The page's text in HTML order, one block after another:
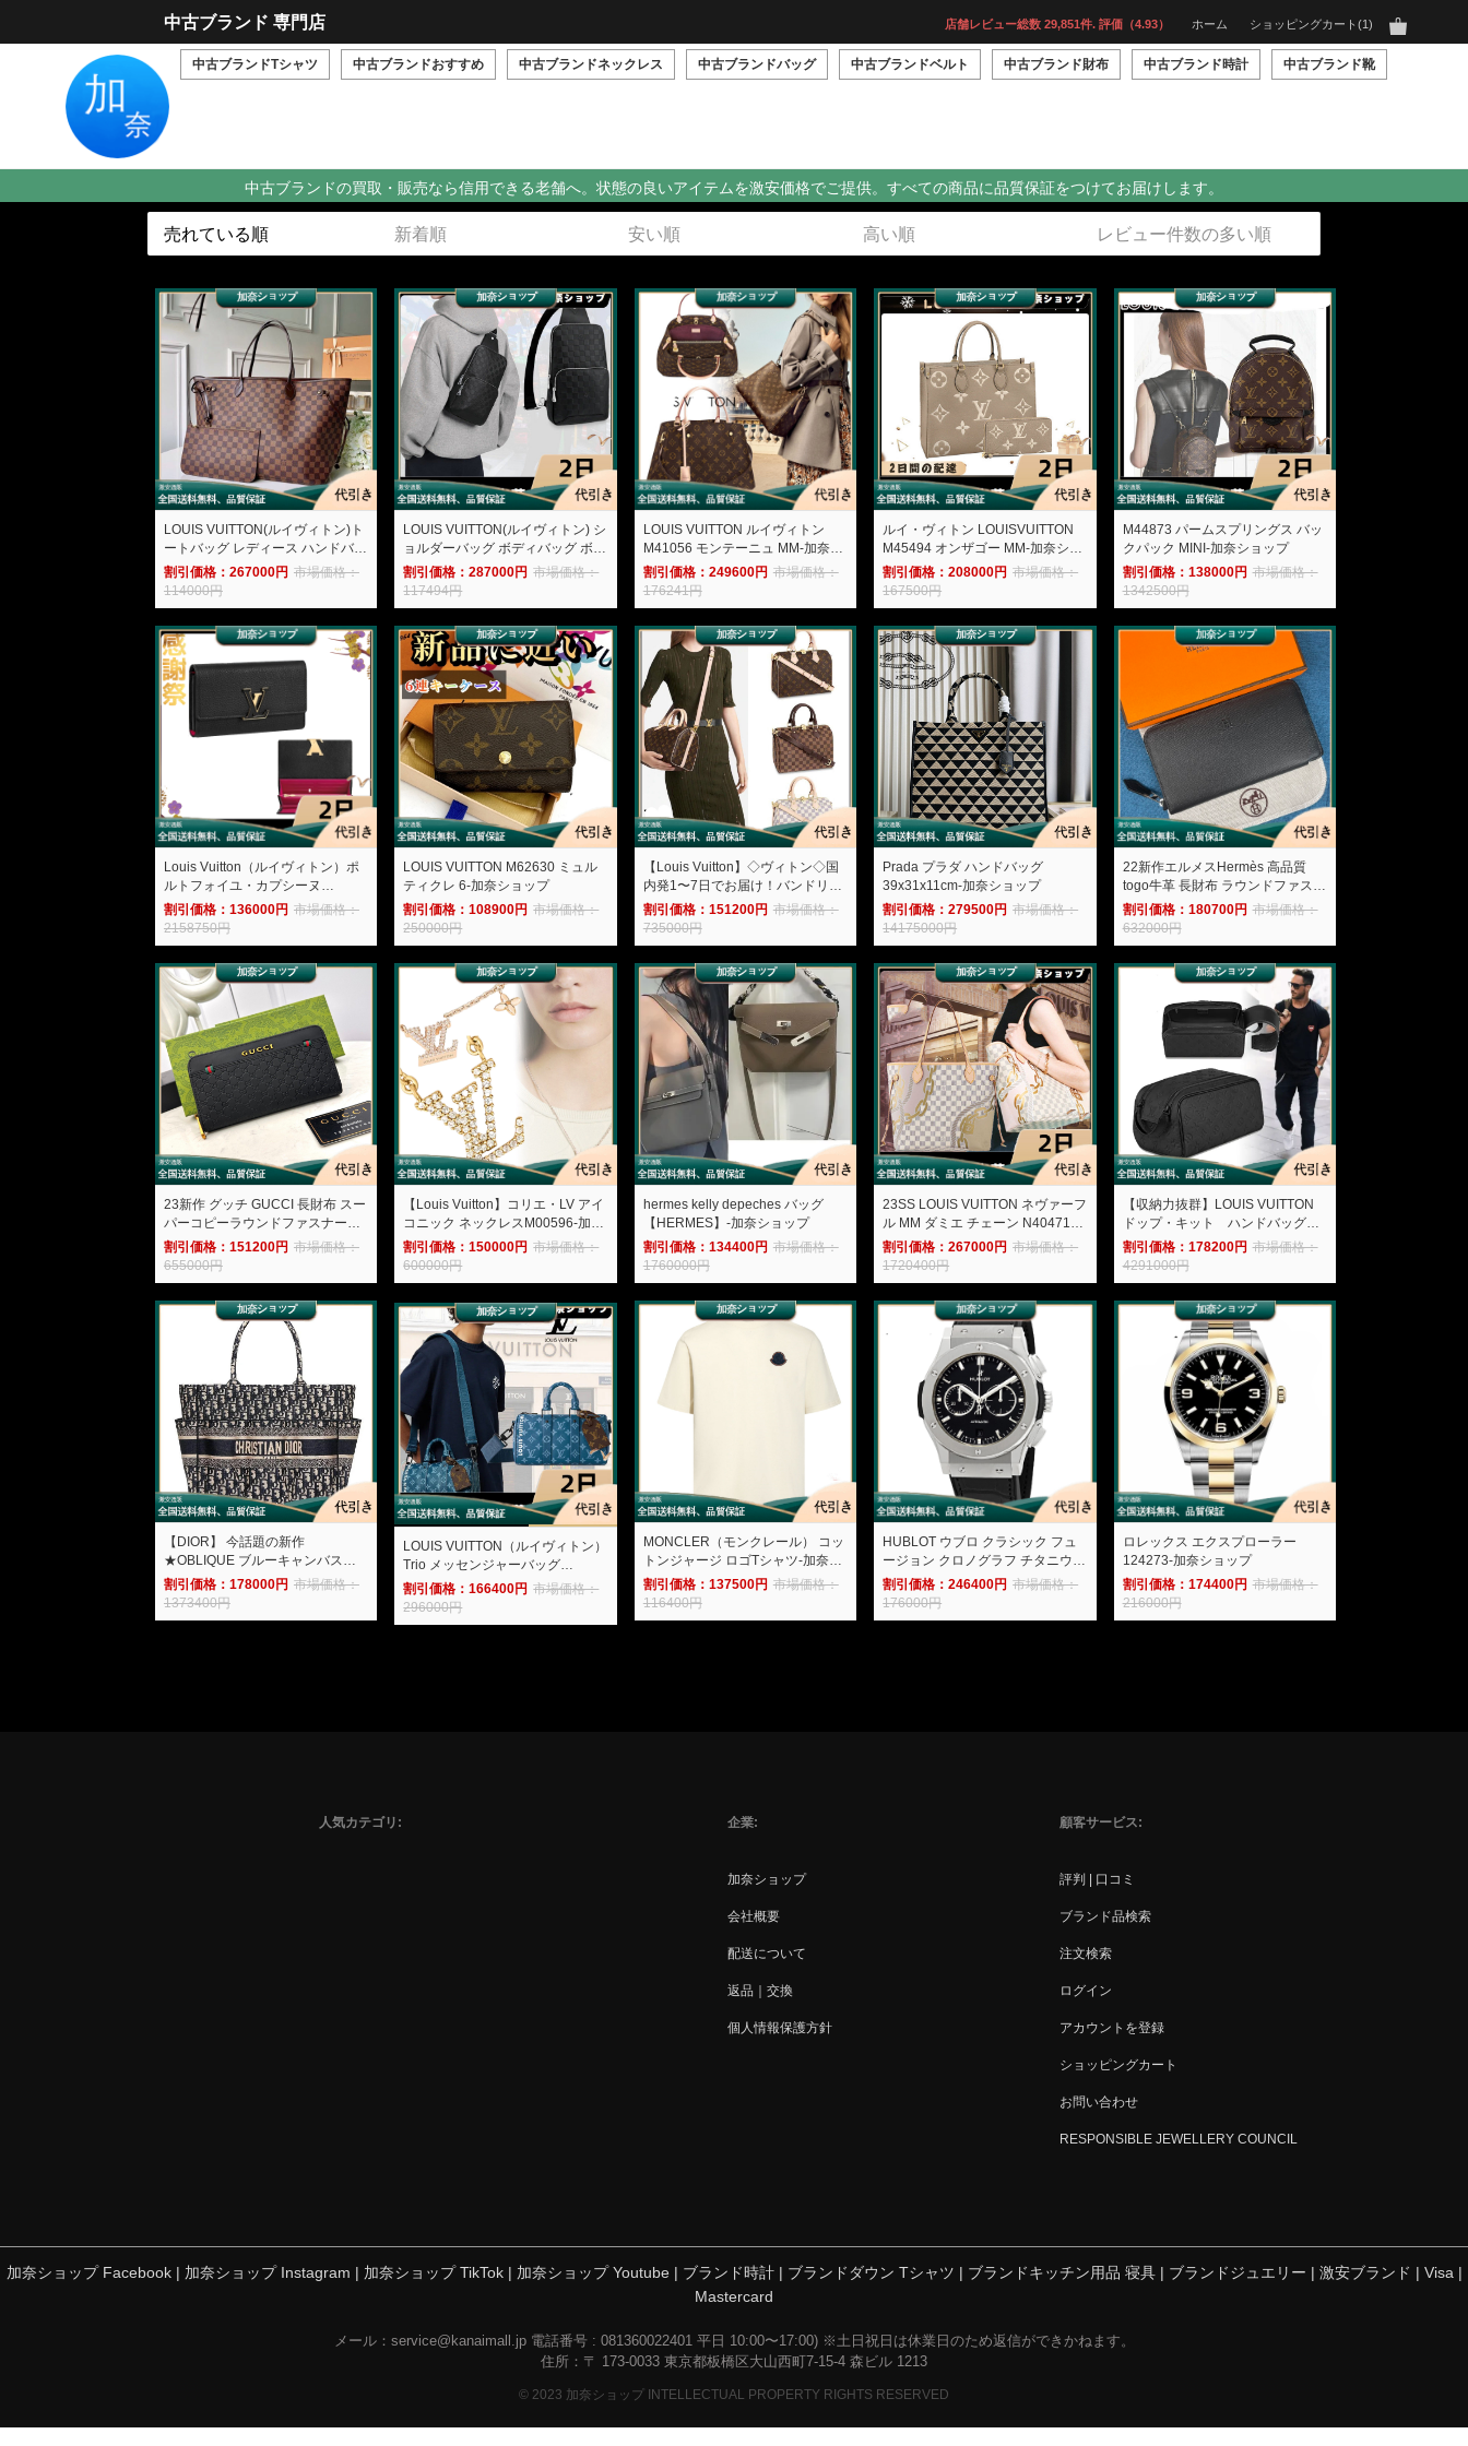
中古ブランド 専門店 店舗レビュー総数 29,851件. 評価（4.93） ホーム ショッピングカート 1
中古ブランドTシャツ 中古ブランドおすすめ 中古ブランドネックレス 中古ブランドバッグ 中古ブランドベルト 中古ブランド財布 中古ブランド時計 中古ブランド靴
中古ブランドの買取・販売なら信用できる老舗へ。状態の良いアイテムを激安価格でご提供。すべての商品に品質保証をつけてお届けします。
売れている順 新着順 安い順 高い順 レビュー件数の多い順
LOUIS VUITTON(ルイヴィトン)ト
ートバッグ レディース ハンドバッ
グ マザーバッグ ビジ ネスバッグ
M41357 -加奈ショップ
割引価格：267000円 市場価格：
114000円
LOUIS VUITTON(ルイヴィトン) シ
ョルダーバッグ ボディバッグ ボデ
ィーバッグ ワンショルダーバッグ
ウエストバッグ 斜めがけバッグ ス
割引価格：287000円 市場価格：
117494円
LOUIS VUITTON ルイヴィトン
M41056 モンテーニュ MM-加奈シ
ョップ
割引価格：249600円 市場価格：
176241円
ルイ・ヴィトン LOUISVUITTON
M45494 オンザゴー MM-加奈ショ
ップ
割引価格：208000円 市場価格：
167500円
M44873 パームスプリングス バッ
クパック MINI-加奈ショップ
割引価格：138000円 市場価格：
1342500円
Louis Vuitton（ルイヴィトン）ポ
ルトフォイユ・カプシーヌ
M61248-加奈ショップ
割引価格：136000円 市場価格：
2158750円
LOUIS VUITTON M62630 ミュル
ティクレ 6-加奈ショップ
割引価格：108900円 市場価格：
250000円
【Louis Vuitton】◇ヴィトン◇国
内発1〜7日でお届け！バンドリエ
ール 25 バッグ-加奈ショップ
割引価格：151200円 市場価格：
735000円
Prada プラダ ハンドバッグ
39x31x11cm-加奈ショップ
割引価格：279500円 市場価格：
14175000円
22新作エルメスHermès 高品質
togo牛革 長財布 ラウンドファスナ
ー長財布 HERM-20220026-加奈シ
ョップ
割引価格：180700円 市場価格：
632000円
23新作 グッチ GUCCI 長財布 スー
パーコピーラウンドファスナー式
財布666061-加奈ショップ
割引価格：151200円 市場価格：
655000円
【Louis Vuitton】コリエ・LV アイ
コニック ネックレスM00596-加奈
ショップ
割引価格：150000円 市場価格：
600000円
hermes kelly depeches バッグ
【HERMES】-加奈ショップ
割引価格：134400円 市場価格：
1760000円
23SS LOUIS VUITTON ネヴァーフ
ル MM ダミエ チェーン N40471-
加奈ショップ
割引価格：267000円 市場価格：
1720400円
【収納力抜群】LOUIS VUITTON
ドップ・キット ハンドバッグ
M59478-加奈ショップ
割引価格：178200円 市場価格：
4291000円
【DIOR】 今話題の新作
★OBLIQUE ブルーキャンバスキ
ャサリントート-加奈ショップ
割引価格：178000円 市場価格：
1373400円
LOUIS VUITTON（ルイヴィトン）
Trio メッセンジャーバッグ
M46803-加奈ショップ
割引価格：166400円 市場価格：
296000円
MONCLER（モンクレール） コッ
トンジャージ ロゴTシャツ-加奈シ
ョップ
割引価格：137500円 市場価格：
116400円
HUBLOT ウブロ クラシック フュ
ージョン クロノグラフ チタニウム
521.NX.1171.LR-加奈ショップ
割引価格：246400円 市場価格：
176000円
ロレックス エクスプローラー
124273-加奈ショップ
割引価格：174400円 市場価格：
216000円
人気カテゴリ 企業
加奈ショップ
会社概要
配送について
返品｜交換
個人情報保護方針
顧客サービス
評判 | 口コミ
ブランド品検索
注文検索
ログイン
アカウントを登録
ショッピングカート
お問い合わせ
RESPONSIBLE JEWELLERY COUNCIL
加奈ショップ Facebook| 加奈ショップ Instagram | 加奈ショップ TikTok| 加奈ショップ Youtube| ブランド時計| ブランドダウン Tシャツ | ブランドキッチン用品 寝具| ブランドジュエリー | 激安ブランド | Visa |
Mastercard
メール：service@kanaimall.jp 電話番号 : 081360022401 平日 10:00〜17:00) ※土日祝日は休業日のため返信ができかねます。
住所：〒 173-0033 東京都板橋区大山西町7-15-4 森ビル 1213
© 2023 加奈ショップ INTELLECTUAL PROPERTY RIGHTS RESERVED